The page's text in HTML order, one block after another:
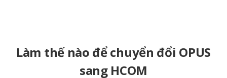
Làm thế nào để chuyển đổi OPUS
sang HCOM